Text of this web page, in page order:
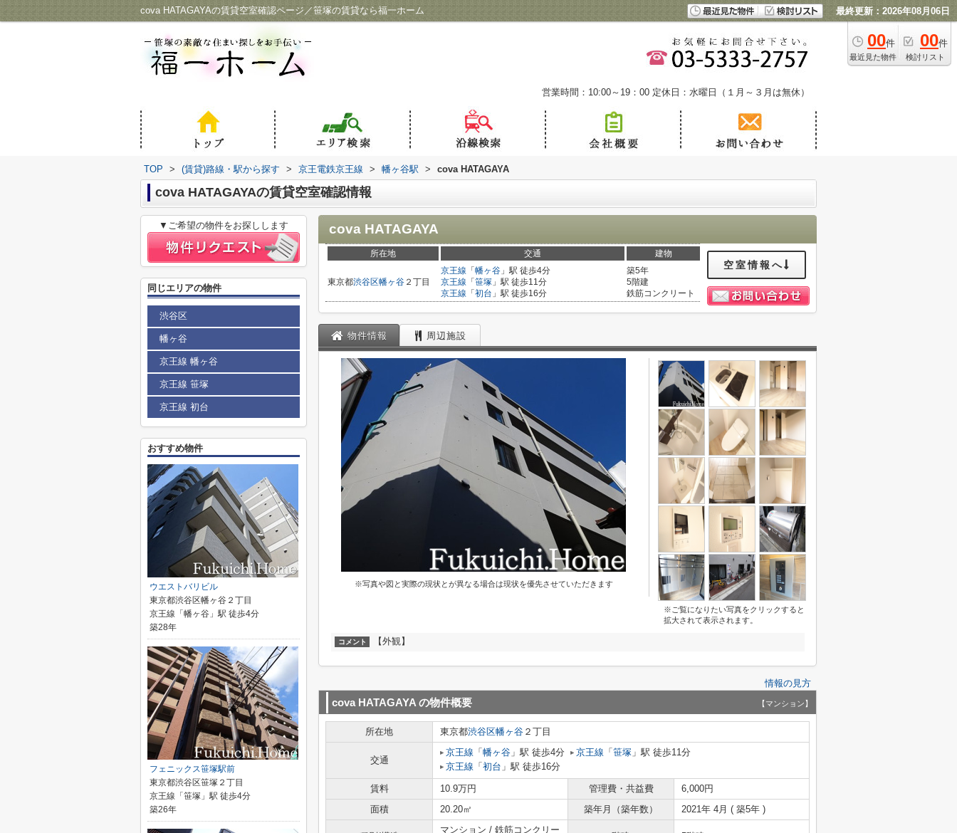
cova HATAGAYAの賃貸空室確認ページ／笹塚の賃貸なら福一ホーム 最終更新：2026年08月06日
00件
最近見た物件
00件
検討リスト
営業時間：10:00～19：00 定休日：水曜日（１月～３月は無休）
TOP > (賃貸)路線・駅から探す > 京王電鉄京王線 > 幡ヶ谷駅 > cova HATAGAYA
cova HATAGAYAの賃貸空室確認情報
cova HATAGAYA
所在地 交通 建物
東京都渋谷区幡ヶ谷 ２丁目
京王線 「 幡ヶ谷 」駅 徒歩4分
京王線 「 笹塚 」駅 徒歩11分
京王線 「 初台 」駅 徒歩16分
築5年
5階建
鉄筋コンクリート
空室情報へ
物件情報 周辺施設
※写真や図と実際の現状とが異なる場合は現状を優先させていただきます
※ご覧になりたい写真をクリックすると
拡大されて表示されます。
コメント 【外観】
情報の見方
cova HATAGAYA の物件概要 【マンション】
所在地 東京都渋谷区幡ヶ谷 ２丁目
交通
京王線 「 幡ヶ谷 」駅 徒歩4分 京王線 「 笹塚 」駅 徒歩11分
京王線 「 初台 」駅 徒歩16分
賃料 10.9万円 管理費・共益費
6,000円
面積
20.20㎡ 築年月（築年数） 2021年 4月 ( 築5年 )
マンション / 鉄筋コンクリー
▼ご希望の物件をお探しします
同じエリアの物件
渋谷区
幡ヶ谷
京王線 幡ヶ谷
京王線 笹塚
京王線 初台
おすすめ物件
ウエストバリビル
東京都渋谷区幡ヶ谷２丁目
京王線「幡ヶ谷」駅 徒歩4分
築28年
フェニックス笹塚駅前
東京都渋谷区笹塚２丁目
京王線「笹塚」駅 徒歩4分
築26年